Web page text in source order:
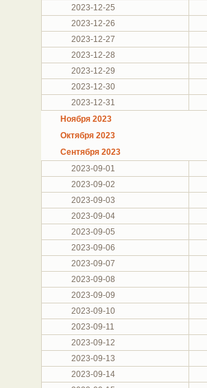
2023-12-25
2023-12-26
2023-12-27
2023-12-28
2023-12-29
2023-12-30
2023-12-31
Ноября 2023
Октября 2023
Сентября 2023
2023-09-01
2023-09-02
2023-09-03
2023-09-04
2023-09-05
2023-09-06
2023-09-07
2023-09-08
2023-09-09
2023-09-10
2023-09-11
2023-09-12
2023-09-13
2023-09-14